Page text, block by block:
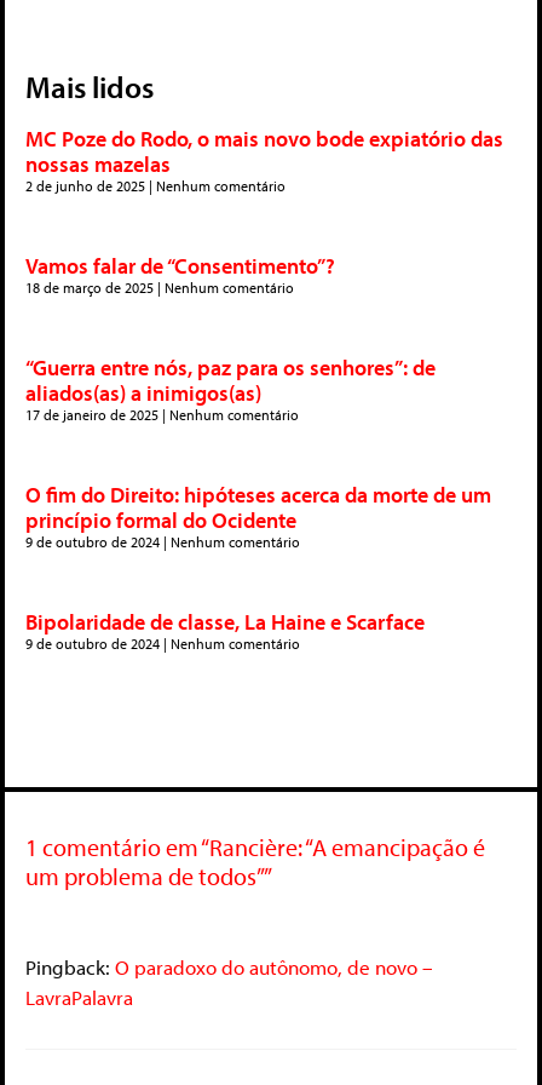
Mais lidos
MC Poze do Rodo, o mais novo bode expiatório das
nossas mazelas
2 de junho de 2025 Nenhum comentário
Vamos falar de “Consentimento”?
18 de março de 2025 Nenhum comentário
“Guerra entre nós, paz para os senhores”: de
aliados(as) a inimigos(as)
17 de janeiro de 2025 Nenhum comentário
O fim do Direito: hipóteses acerca da morte de um
princípio formal do Ocidente
9 de outubro de 2024 Nenhum comentário
Bipolaridade de classe, La Haine e Scarface
9 de outubro de 2024 Nenhum comentário
1 comentário em “Rancière: “A emancipação é
um problema de todos””
Pingback: O paradoxo do autônomo, de novo –
LavraPalavra